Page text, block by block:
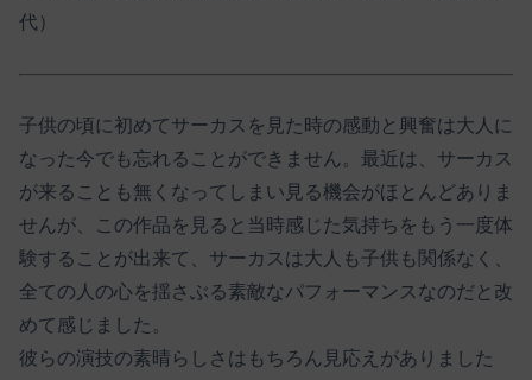
代）
子供の頃に初めてサーカスを見た時の感動と興奮は大人に
なった今でも忘れることができません。最近は、サーカス
が来ることも無くなってしまい見る機会がほとんどありま
せんが、この作品を見ると当時感じた気持ちをもう一度体
験することが出来て、サーカスは大人も子供も関係なく、
全ての人の心を揺さぶる素敵なパフォーマンスなのだと改
めて感じました。
彼らの演技の素晴らしさはもちろん見応えがありました